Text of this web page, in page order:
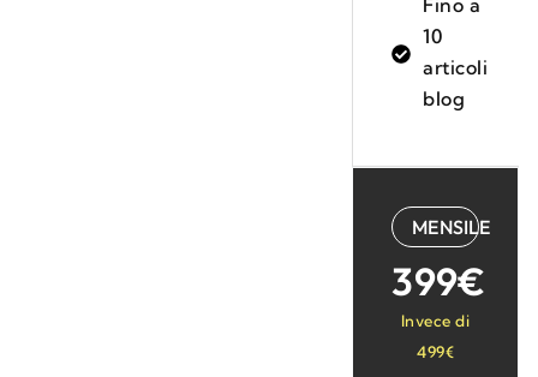
Fino a
10
articoli
blog
MENSILE
399€
Invece di
499€